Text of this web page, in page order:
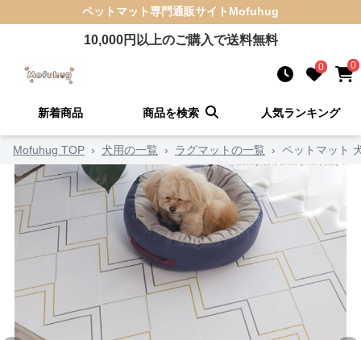
ペットマット専門通販サイト Mofuhug
10,000円以上のご購入で送料無料
0 0
新着商品 商品を検索 人気ランキング
Mofuhug TOP › 犬用の一覧 › ラグマットの一覧 › ペットマット